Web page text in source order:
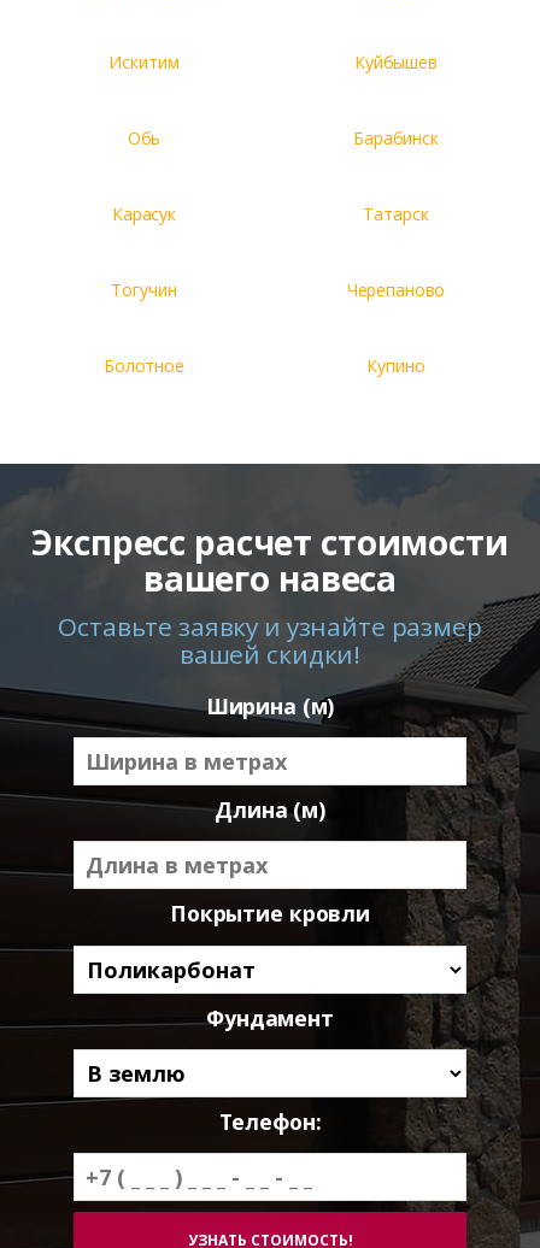
Искитим Куйбышев
Обь Барабинск
Карасук Татарск
Тогучин Черепаново
Болотное Купино
Экспресс расчет стоимости
вашего навеса
Оставьте заявку и узнайте размер
вашей скидки!
Ширина (м)
Длина (м)
Покрытие кровли
Фундамент
Телефон: